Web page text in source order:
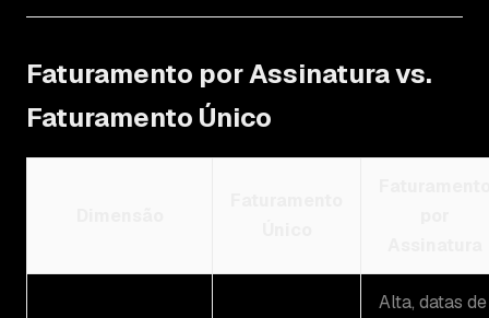
Faturamento por Assinatura vs.
Faturamento Único
Alta, datas de